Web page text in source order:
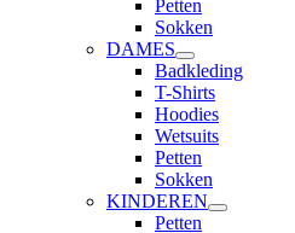
Petten
Sokken
DAMES
Badkleding
T-Shirts
Hoodies
Wetsuits
Petten
Sokken
KINDEREN
Petten